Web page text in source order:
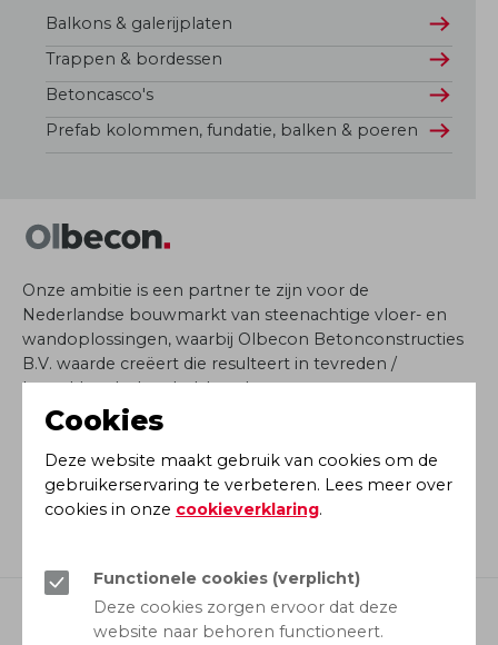
Cookies
Deze website maakt gebruik van cookies om de
gebruikerservaring te verbeteren. Lees meer over
cookies in onze cookieverklaring.
Functionele cookies (verplicht)
Deze cookies zorgen ervoor dat deze
website naar behoren functioneert.
Balkons & galerijplaten
Trappen & bordessen
Betoncasco's
Prefab kolommen, fundatie, balken & poeren
Onze ambitie is een partner te zijn voor de
Nederlandse bouwmarkt van steenachtige vloer- en
wandoplossingen, waarbij Olbecon Betonconstructies
B.V. waarde creëert die resulteert in tevreden /
betrokken belanghebbenden.
info@olbecon.nl
0573 - 22 23 00
Bezoekadres